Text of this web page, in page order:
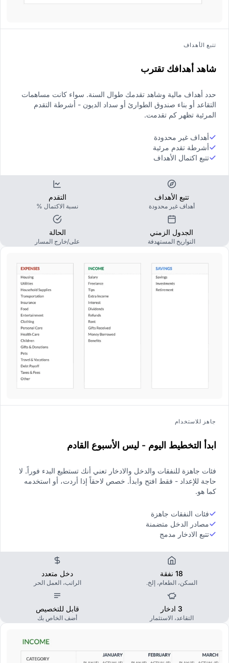
تتبع الأهداف
شاهد أهدافك تقترب
حدد أهداف مالية وشاهد تقدمك طوال السنة. سواء كانت مساهمات
التقاعد أو بناء صندوق الطوارئ أو سداد الديون - أشرطة التقدم
المرئية تظهر كم تقدمت.
أهداف غير محدودة
أشرطة تقدم مرئية
تتبع اكتمال الأهداف
تتبع الأهداف
أهداف غير محدودة
التقدم
نسبة الاكتمال %
الجدول الزمني
التواريخ المستهدفة
الحالة
على/خارج المسار
جاهز للاستخدام
ابدأ التخطيط اليوم - ليس الأسبوع القادم
فئات جاهزة للنفقات والدخل والادخار تعني أنك تستطيع البدء فوراً. لا
حاجة للإعداد - فقط افتح وابدأ. خصص لاحقاً إذا أردت، أو استخدمه
كما هو.
فئات النفقات جاهزة
مصادر الدخل متضمنة
تتبع الادخار مدمج
18 نفقة
السكن، الطعام، إلخ.
دخل متعدد
الراتب، العمل الحر
3 ادخار
التقاعد، الاستثمار
قابل للتخصيص
أضف الخاص بك